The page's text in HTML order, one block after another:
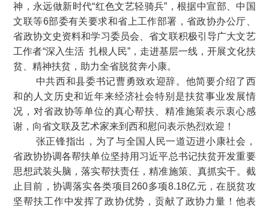
神，永远做新时代“红色文艺轻骑兵”，根据中宣部、中国
文联等6部委有关要求和省上工作部署，省政协办公厅、
省政协文史资料和学习委员会、省文联积极引导广大文艺
工作者“深入生活 扎根人民”，走进基层一线，开展文化扶
贫、精神扶贫，助力全省脱贫奔小康。
中共西和县委书记曹勇致欢迎辞。他简要介绍了西
和的人文历史和近年来经济社会特别是扶贫事业发展情
况，对省政协等单位的真心帮扶、精准施策表示衷心感
谢，向省文联及艺术家来到西和慰问表示热烈欢迎！
张正锋指出，为了与全国人民一道迈进小康社会，
省政协协调各帮扶单位坚持用习近平总书记扶贫开发重要
思想武装头脑，落实帮扶责任，精准施策、 真抓实干。截
止目前，协调落实各类项目260多项8.18亿元，在脱贫攻
坚帮扶工作中发挥了政协优势，贡献了政协力量 ！他表